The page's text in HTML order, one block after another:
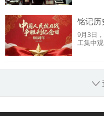
铭记
9月3日
工集中